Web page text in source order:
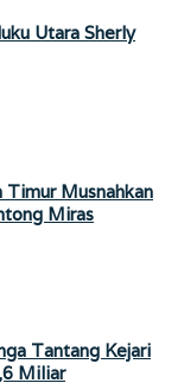
Utara Sherly
Timur Musnahkan
Miras
Tantang Kejari
Miliar